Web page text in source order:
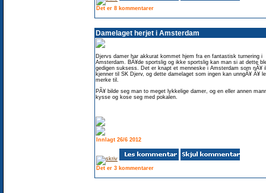
Det er 8 kommentarer
Damelaget herjet i Amsterdam
Djervs damer har akkurat kommet hjem fra en fantastisk turnering i
Amsterdam. BÃ¥de sportslig og ikke sportslig kan man si at dette
gedigen suksess. Det er knapt et menneske i Amsterdam som nÃ¥
kjenner til SK Djerv, og dette damelaget som ingen kan unngÃ¥ Ã¥
merke til.
PÃ¥ bilde seg man to meget lykkelige damer, og en eller annen
kysse og kose seg med pokalen.
Innlagt 26/6 2012
Det er 3 kommentarer